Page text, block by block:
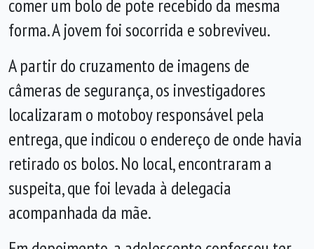
comer um bolo de pote recebido da mesma
forma. A jovem foi socorrida e sobreviveu.
A partir do cruzamento de imagens de
câmeras de segurança, os investigadores
localizaram o motoboy responsável pela
entrega, que indicou o endereço de onde havia
retirado os bolos. No local, encontraram a
suspeita, que foi levada à delegacia
acompanhada da mãe.